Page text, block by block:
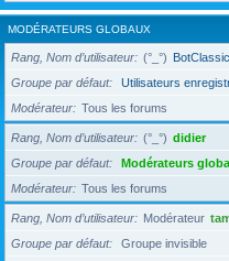
MODÉRATEURS GLOBAUX
Rang, Nom d’utilisateur (°_°)
Groupe par défaut
Utilisateurs
Modérateur
Tous les forums
Rang, Nom d’utilisateur (°_°) didier
Groupe par défaut
Modérateurs
Modérateur
Tous les forums
Rang, Nom d’utilisateur Modérateur
Groupe par défaut
Groupe invisible